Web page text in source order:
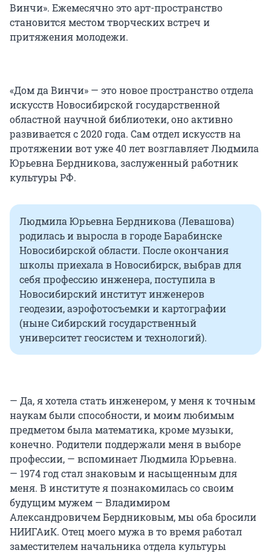
Винчи». Ежемесячно это арт-пространство
становится местом творческих встреч и
притяжения молодежи.
«Дом да Винчи» — это новое пространство отдела
искусств Новосибирской государственной
областной научной библиотеки, оно активно
развивается с 2020 года. Сам отдел искусств на
протяжении вот уже 40 лет возглавляет Людмила
Юрьевна Бердникова, заслуженный работник
культуры РФ.
Людмила Юрьевна Бердникова (Левашова)
родилась и выросла в городе Барабинске
Новосибирской области. После окончания
школы приехала в Новосибирск, выбрав для
себя профессию инженера, поступила в
Новосибирский институт инженеров
геодезии, аэрофотосъемки и картографии
(ныне Сибирский государственный
университет геосистем и технологий).
— Да, я хотела стать инженером, у меня к точным
наукам были способности, и моим любимым
предметом была математика, кроме музыки,
конечно. Родители поддержали меня в выборе
профессии, — вспоминает Людмила Юрьевна.
— 1974 год стал знаковым и насыщенным для
меня. В институте я познакомилась со своим
будущим мужем — Владимиром
Александровичем Бердниковым, мы оба бросили
НИИГАиК. Отец моего мужа в то время работал
заместителем начальника отдела культуры